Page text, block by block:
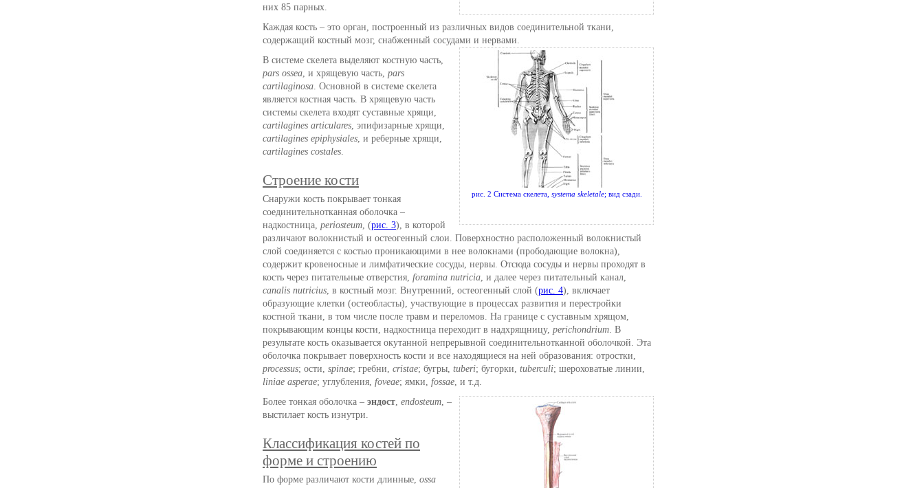
них 85 парных.
Каждая кость – это орган, построенный из различных видов соединительной ткани,
содержащий костный мозг, снабженный сосудами и нервами.
рис. 2 Система скелета, systema skeletale; вид сзади.
В системе скелета выделяют костную часть,
pars ossea, и хрящевую часть, pars
cartilaginosa. Основной в системе скелета
является костная часть. В хрящевую часть
системы скелета входят суставные хрящи,
cartilagines articulares, эпифизарные хрящи,
cartilagines epiphysiales, и реберные хрящи,
cartilagines costales.
Строение кости
Снаружи кость покрывает тонкая
соединительнотканная оболочка –
надкостница, periosteum, (рис. 3), в которой
различают волокнистый и остеогенный слои. Поверхностно расположенный волокнистый
слой соединяется с костью проникающими в нее волокнами (прободающие волокна),
содержит кровеносные и лимфатические сосуды, нервы. Отсюда сосуды и нервы проходят в
кость через питательные отверстия, foramina nutricia, и далее через питательный канал,
canalis nutricius, в костный мозг. Внутренний, остеогенный слой (рис. 4), включает
образующие клетки (остеобласты), участвующие в процессах развития и перестройки
костной ткани, в том числе после травм и переломов. На границе с суставным хрящом,
покрывающим концы кости, надкостница переходит в надхрящницу, peri­chondrium. В
результате кость оказывается окутанной непрерывной соединительнотканной оболочкой. Эта
оболочка покрывает поверхность кости и все находящиеся на ней образования: отростки,
processus; ости, spinae; гребни, cristae; бугры, tuberi; бугорки, tuberculi; шероховатые линии,
liniae asperae; углубления, foveae; ямки, fossae, и т.д.
Более тонкая оболочка – эндост, endosteum, –
выстилает кость изнутри.
Классификация костей по
форме и строению
По форме различают кости длинные, ossa